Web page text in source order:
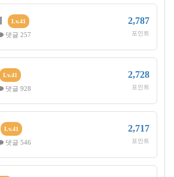
Lv.41
댓글 257
2,787
포인트
Lv.41
댓글 928
2,728
포인트
Lv.41
댓글 546
2,717
포인트